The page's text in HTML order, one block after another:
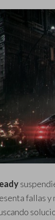
fallas